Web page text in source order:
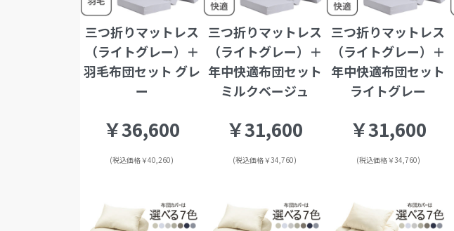
三つ折りマットレス
（ライトグレー）＋
羽毛布団セット グレ
ー
￥36,600
(税込価格￥40,260)
三つ折りマットレス
（ライトグレー）＋
年中快適布団セット
ミルクベージュ
￥31,600
(税込価格￥34,760)
三つ折りマットレス
（ライトグレー）＋
年中快適布団セット
ライトグレー
￥31,600
(税込価格￥34,760)